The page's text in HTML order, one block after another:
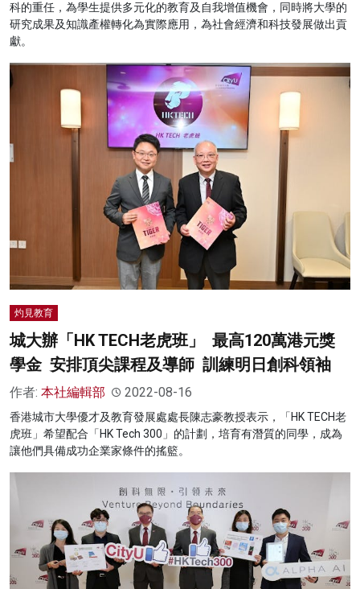
科的重任，為學生提供多元化的教育及自我增值機會，同時將大學的
研究成果及知識產權轉化為實際應用，為社會經濟和科技發展做出貢
獻。
灼見教育
城大辦「HK TECH老虎班」 最高120萬港元獎
學金 安排頂尖課程及導師 訓練明日創科領袖
作者: 本社編輯部 2022-08-16
香港城市大學優才及教育發展處處長陳志豪教授表示，「HK TECH老
虎班」希望配合「HK Tech 300」的計劃，培育有潛質的同學，成為
讓他們具備成功企業家條件的搖籃。